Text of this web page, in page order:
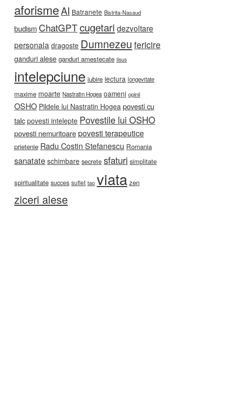
aforismeAI Batranete Bistrita-Nasaud
budism ChatGPTcugetari dezvoltare
personala dragoste Dumnezeu fericire
ganduri alese ganduri amestecate Iisus
intelepciune iubire lectura longevitate
maxime moarte Nastratin Hogea oameni opinii
OSHO Pildele lui Nastratin Hogea povesti cu
talc povesti intelepte Povestile lui OSHO
povesti nemuritoarepovesti terapeutice
prietenie Radu Costin Stefanescu Romania
sanatate schimbare secrete sfaturi simplitate
spiritualitate succes suflet tao viata zen
ziceri alese